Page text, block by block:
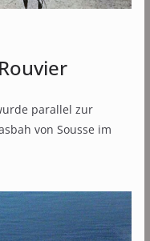
parallel zur
von Sousse im